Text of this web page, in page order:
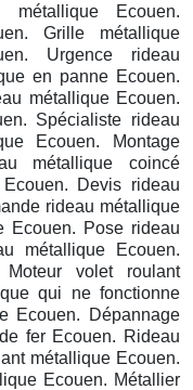
métallique Ecouen.
Grille métallique
Urgence rideau
en panne Ecouen.
métallique Ecouen.
Spécialiste rideau
Ecouen. Montage
métallique coincé
Devis rideau
rideau métallique
Ecouen. Pose rideau
métallique Ecouen.
volet roulant
qui ne fonctionne
Ecouen. Dépannage
fer Ecouen. Rideau
métallique Ecouen.
Ecouen. Métallier